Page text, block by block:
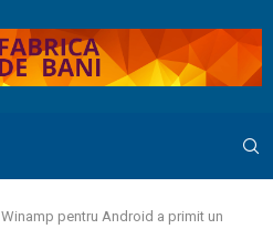
Winamp pentru Android a primit un